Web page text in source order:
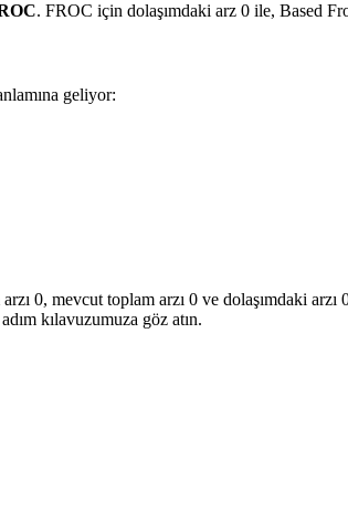
. FROC için dolaşımdaki arz 0 ile, Based
geliyor:
0, mevcut toplam arzı 0 ve dolaşımdaki arzı
kılavuzumuza göz atın.